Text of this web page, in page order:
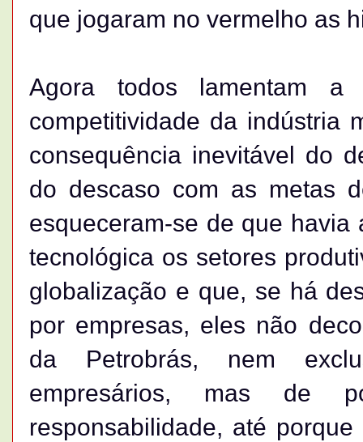
que jogaram no vermelho as
Agora todos lamentam
competitividade da indústria
consequência inevitável do
do descaso com as metas
esqueceram-se de que havia
tecnológica os setores
globalização e que, se há
por empresas, eles não
da Petrobrás, nem
empresários, mas de
responsabilidade, até